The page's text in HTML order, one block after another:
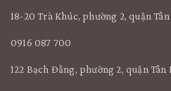
18-20 Trà Khúc, phường 2, quận
0916 087 700
122 Bạch Đằng, phường 2, quận